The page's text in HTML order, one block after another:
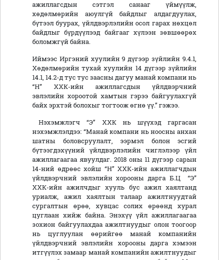
ажиллагсдын сэтгэл санааг үймүүлж,
хөдөлмөрийн аюулгүй байдлыг алдагдуулах,
бүтээл буурах, үйлдвэрлэлийн осол гарах нөхцөл
байдлыг бүрдүүлээд байгааг хүлээн зөвшөөрөх
боломжгүй байна.
Иймээс Иргэний хуулийн 9 дүгээр зүйлийн 9.4.1,
Хөдөлмөрийн тухай хуулийн 14 дүгээр зүйлийн
14.1, 14.2-д тус тус заасны дагуу манай компани нь
“Н” ХХК-ийн ажиллагсдын үйлдвэрчний
эвлэлийн хороотой хамтын гэрээ байгуулахгүй
байх эрхтэй болохыг тогтоож өгнө үү.” гэжээ.
Нэхэмжлэгч “Э” ХХК нь шүүхэд гаргасан
нэхэмжлэлдээ: “Манай компани нь ноосны анхан
шатны боловсруулалт, ээрмэл болон эсгий
бүтээгдэхүүний үйлдвэрлэлийн чиглэлээр үйл
ажиллагаагаа явуулдаг. 2018 оны 11 дүгээр сарын
14-ний өдрөөс хойш “Н” ХХК-ийн ажиллагчдын
үйлдвэрчний эвлэлийн хорооны дарга Б.Ц “Э”
ХХК-ийн ажилчдыг хууль бус ажил хаялтанд
уриалж, ажил хаялтын талаар ажилтнуудтай
сургалтын өрөө, хувцас солих өрөөнд хурал
цуглаан хийж байна. Энэхүү үйл ажиллагаагаа
зохион байгуулахдаа ажилтнуудыг олон тоогоор
нь цуглуулан өөрийгөө манай компанийн
үйлдвэрчний эвлэлийн хорооны дарга хэмээн
итгүүлэх замаар манай компанийн ажилтнуудыг